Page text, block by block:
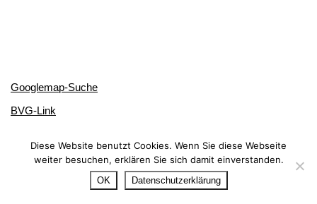
Googlemap-Suche
BVG-Link
© Copyright 2026 BLG Berlin
Diese Website benutzt Cookies. Wenn Sie diese Webseite
weiter besuchen, erklären Sie sich damit einverstanden.
OK Datenschutzerklärung